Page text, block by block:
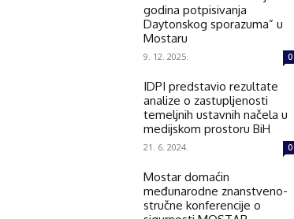
godina potpisivanja
Daytonskog sporazuma” u
Mostaru
9. 12. 2025. 0
IDPI predstavio rezultate
analize o zastupljenosti
temeljnih ustavnih načela u
medijskom prostoru BiH
21. 6. 2024. 0
Mostar domaćin
međunarodne znanstveno-
stručne konferencije o